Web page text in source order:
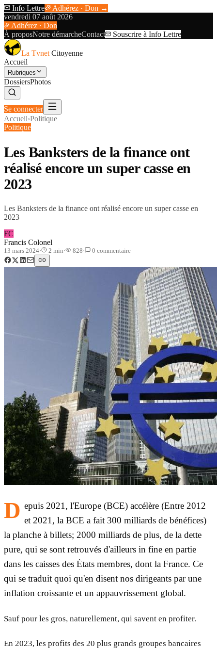
Info Lettre
Adhérez · Don →
vendredi 07 août 2026
Adhérez · Don
À proposNotre démarcheContact Souscrire à Info Lettre
La Tvnet Citoyenne
Accueil
Rubriques
DossiersPhotos
Se connecter
Accueil›Politique
Politique
Les Banksters de la finance ont
réalisé encore un super casse en
2023
Les Banksters de la finance ont réalisé encore un super casse en
2023
FC
Francis Colonel
13 mars 2024· 2 min· 828· 0 commentaire
D epuis 2021, l'Europe (BCE) accélère (Entre 2012
et 2021, la BCE a fait 300 milliards de bénéfices)
la planche à billets; 2000 milliards de plus, de la dette
pure, qui se sont retrouvés d'ailleurs in fine en partie
dans les caisses des États membres, dont la France. Ce
qui se traduit quoi qu'en disent nos dirigeants par une
inflation croissante et un appauvrissement global.
Sauf pour les gros, naturellement, qui savent en profiter.
En 2023, les profits des 20 plus grands groupes bancaires